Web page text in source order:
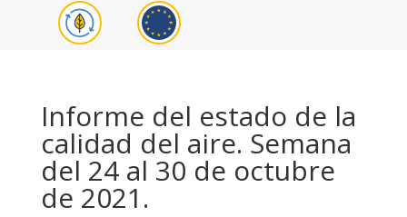
Informe del estado de la
calidad del aire. Semana
del 24 al 30 de octubre
de 2021.